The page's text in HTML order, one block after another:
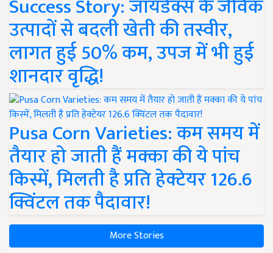
Success Story: जायडेक्स के जैविक
उत्पादों से बदली खेती की तस्वीर,
लागत हुई 50% कम, उपज में भी हुई
शानदार वृद्धि!
Pusa Corn Varieties: कम समय में
तैयार हो जाती हैं मक्का की ये पांच
किस्में, मिलती है प्रति हेक्टेयर 126.6
क्विंटल तक पैदावार!
More Stories